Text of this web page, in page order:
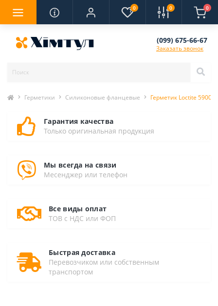
0 0 0
(099) 675-66-67
Заказать звонок
Герметики Силиконовые фланцевые Герметик Loctite 5900
Гарантия качества
Только оригинальная продукция
Мы всегда на связи
Месенджер или телефон
Все виды оплат
ТОВ с НДС или ФОП
Быстрая доставка
Перевозчиком или собственным
транспортом